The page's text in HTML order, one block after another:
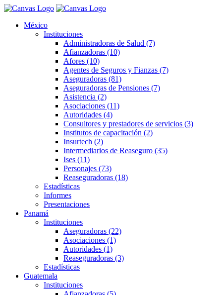
México
Instituciones
Administradoras de Salud (7)
Afianzadoras (10)
Afores (10)
Agentes de Seguros y Fianzas (7)
Aseguradoras (81)
Aseguradoras de Pensiones (7)
Asistencia (2)
Asociaciones (11)
Autoridades (4)
Consultores y prestadores de servicios (3)
Institutos de capacitación (2)
Insurtech (2)
Intermediarios de Reaseguro (35)
Ises (11)
Personajes (73)
Reaseguradoras (18)
Estadísticas
Informes
Presentaciones
Panamá
Instituciones
Aseguradoras (22)
Asociaciones (1)
Autoridades (1)
Reaseguradoras (3)
Estadísticas
Guatemala
Instituciones